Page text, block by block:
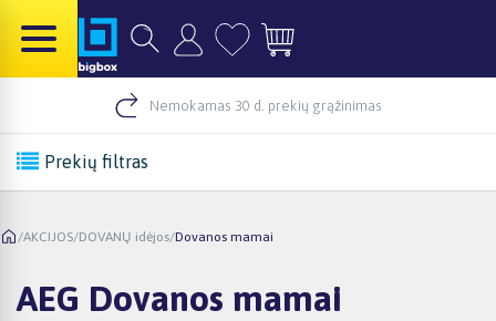
Nemokamas 30 d. prekių grąžinimas
Prekių filtras
/AKCIJOS/DOVANŲ idėjos/Dovanos mamai
AEG Dovanos mamai